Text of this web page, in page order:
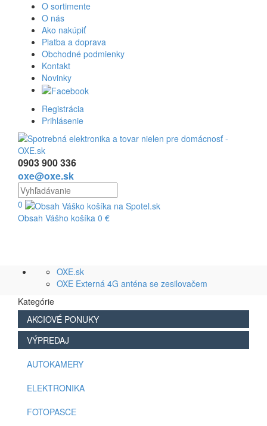
O sortimente
O nás
Ako nakúpiť
Platba a doprava
Obchodné podmienky
Kontakt
Novinky
Registrácia
Prihlásenie
0903 900 336
oxe@oxe.sk
0
Obsah Vášho košíka 0 €
OXE.sk
OXE Externá 4G anténa se zesilovačem
Kategórie
AKCIOVÉ PONUKY
VÝPREDAJ
AUTOKAMERY
ELEKTRONIKA
FOTOPASCE